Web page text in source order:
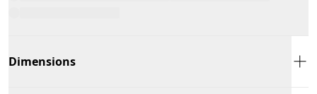
Dimensions